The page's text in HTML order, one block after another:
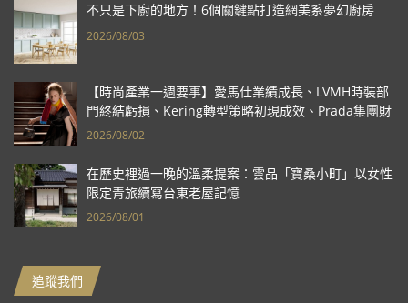
不只是下廚的地方！6個關鍵點打造網美系夢幻廚房
2026/08/03
【時尚產業一週要事】愛馬仕業績成長、LVMH時裝部
門終結虧損、Kering轉型策略初現成效、Prada集團財
報亮眼
2026/08/02
在歷史裡過一晚的溫柔提案：雲品「寶桑小町」以女性
限定青旅續寫台東老屋記憶
2026/08/01
追蹤我們